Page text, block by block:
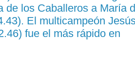
de los Caballeros a María
El multicampeón
fue el más rápido en